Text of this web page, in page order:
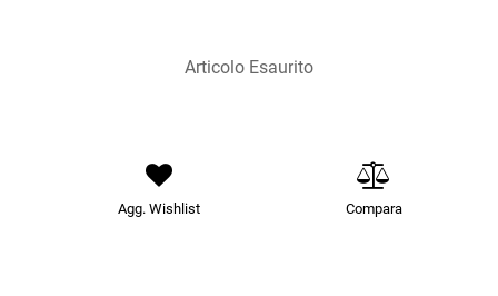
Articolo Esaurito
Agg. Wishlist Compara